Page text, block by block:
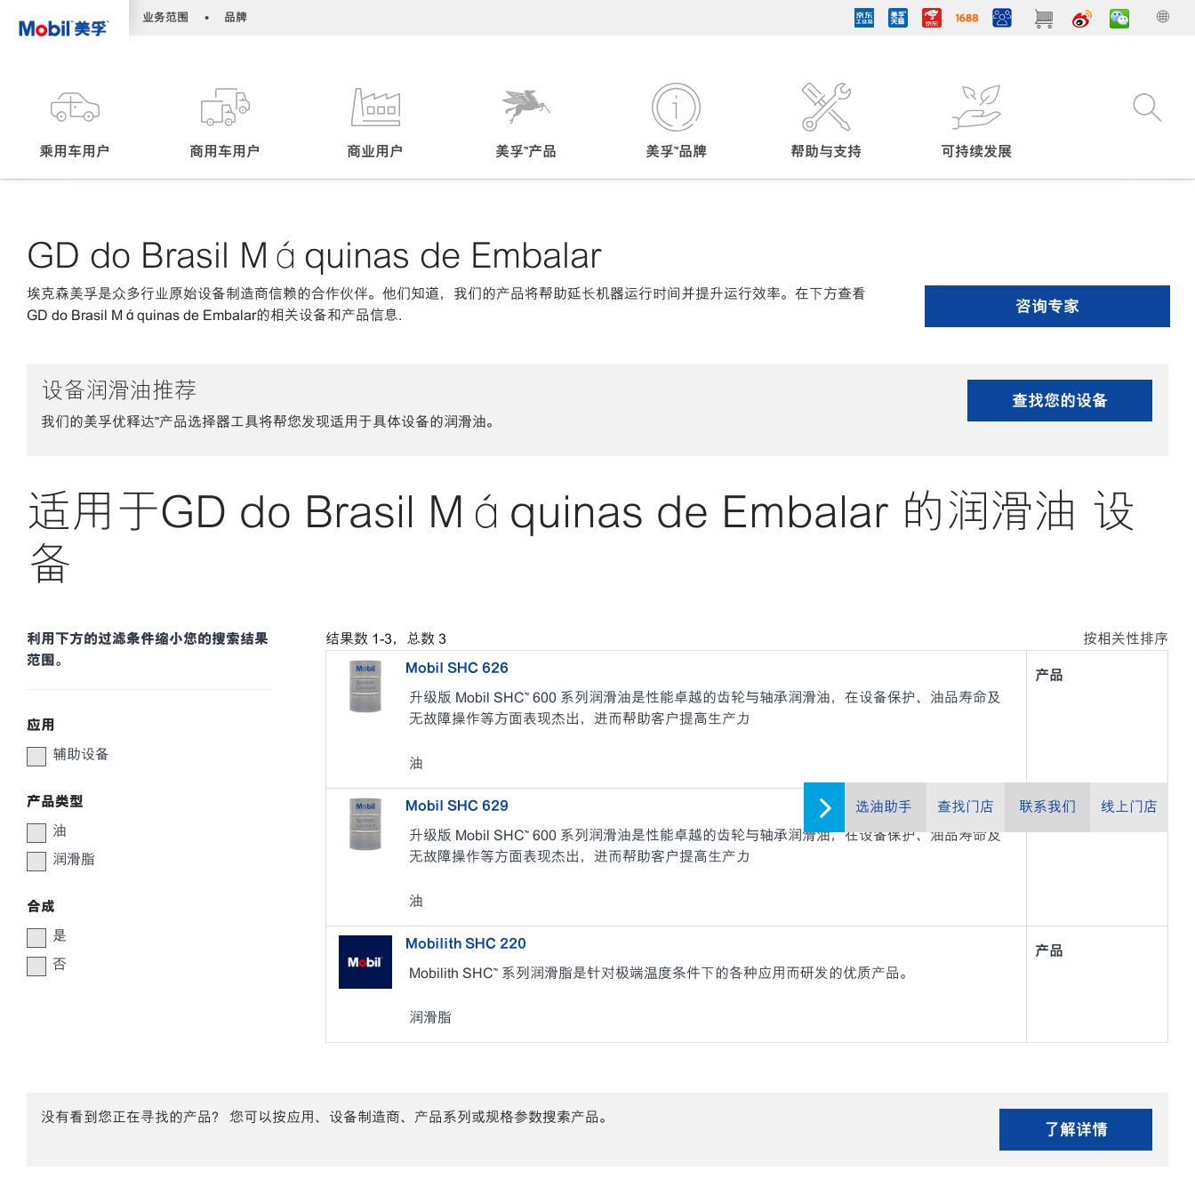
业务范围 • 品牌
乘用车用户 商用车用户 商业用户 美孚™产品 美孚™品牌 帮助与支持 可持续发展
选油助手 查找门店 联系我们 线上门店
GD do Brasil Máquinas de Embalar
埃克森美孚是众多行业原始设备制造商信赖的合作伙伴。他们知道，我们的产品将帮助延长机器运行时间并提升运行效率。在下方查看
GD do Brasil Máquinas de Embalar的相关设备和产品信息.
咨询专家
设备润滑油推荐
我们的美孚优释达℠产品选择器工具将帮您发现适用于具体设备的润滑油。
查找您的设备
适用于GD do Brasil Máquinas de Embalar 的润滑油 设
备
利用下方的过滤条件缩小您的搜索结果
范围。
应用
辅助设备
产品类型
油
润滑脂
合成
是
否
结果数 1-3，总数 3 按相关性排序
Mobil SHC 626
升级版 Mobil SHC™ 600 系列润滑油是性能卓越的齿轮与轴承润滑油，在设备保护、油品寿命及
无故障操作等方面表现杰出，进而帮助客户提高生产力
油
产品
Mobil SHC 629
升级版 Mobil SHC™ 600 系列润滑油是性能卓越的齿轮与轴承润滑油，在设备保护、油品寿命及
无故障操作等方面表现杰出，进而帮助客户提高生产力
油
产品
Mobilith SHC 220
Mobilith SHC™ 系列润滑脂是针对极端温度条件下的各种应用而研发的优质产品。
润滑脂
产品
没有看到您正在寻找的产品？ 您可以按应用、设备制造商、产品系列或规格参数搜索产品。
了解详情